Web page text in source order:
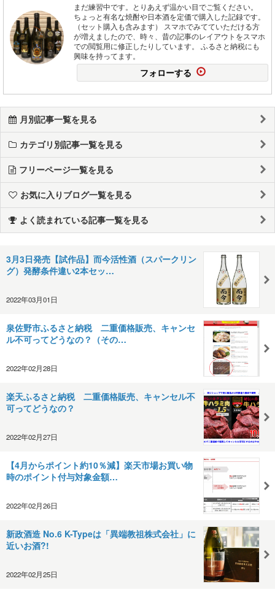
まだ練習中です。とりあえず温かい目でご覧ください。
ちょっと有名な焼酎や日本酒を定価で購入した記録です。
（セット購入も含みます） スマホでみてていただける方
が増えましたので、時々、昔の記事のレイアウトをスマホ
での閲覧用に修正したりしています。 ふるさと納税にも
興味を持ってます。
フォローする
月別記事一覧を見る
カテゴリ別記事一覧を見る
フリーページ一覧を見る
お気に入りブログ一覧を見る
よく読まれている記事一覧を見る
3月3日発売【試作品】而今活性酒（スパークリン
グ）発酵条件違い2本セッ…
2022年03月01日
泉佐野市ふるさと納税 二重価格販売、キャンセ
ル不可ってどうなの？（その…
2022年02月28日
楽天ふるさと納税 二重価格販売、キャンセル不
可ってどうなの？
2022年02月27日
【4月からポイント約10％減】楽天市場お買い物
時のポイント付与対象金額…
2022年02月26日
新政酒造 No.6 K-Typeは「異端教祖株式会社」に
近いお酒?!
2022年02月25日